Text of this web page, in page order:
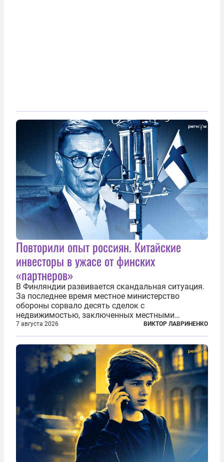
Повторили опыт россиян. Китайские
инвесторы в ужасе от финских
«партнеров»
В Финляндии развивается скандальная ситуация.
За последнее время местное министерство
обороны сорвало десять сделок с
недвижимостью, заключенных местными
фирмами с китайским капиталом. Чиновники
заявили, что они могли заключаться с целью
создания в Финляндии шпионской сети, чтобы
следить за...
7 августа 2026 ВИКТОР ЛАВРИНЕНКО